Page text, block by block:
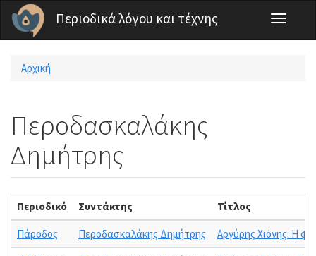
Παράκαμψη προς το κυρίως περιεχόμενο
Περιοδικά λόγου και τέχνης
Toggle
Είστε εδώ
Αρχική
Περοδασκαλάκης
Δημήτρης
Περιοδικό Συντάκτης Τίτλος
Πάροδος Περοδασκαλάκης Δημήτρης
Αργύρης Χιόνης: Η